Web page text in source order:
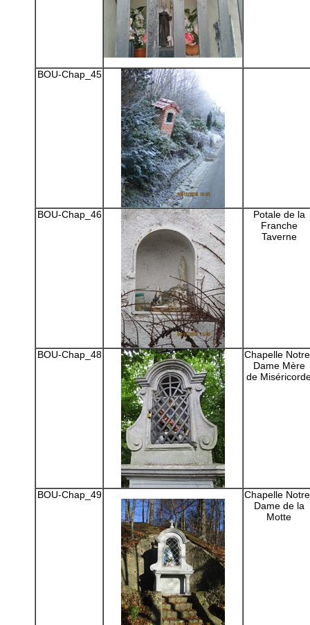
BOU-Chap_45
BOU-Chap_46
Potale de la
Franche
Taverne
BOU-Chap_48
Chapelle
Dame Mère
de
BOU-Chap_49
Chapelle
Dame de la
Motte